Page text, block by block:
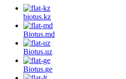
biotus.kz
Biotus.md
Biotus.uz
Biotus.ge